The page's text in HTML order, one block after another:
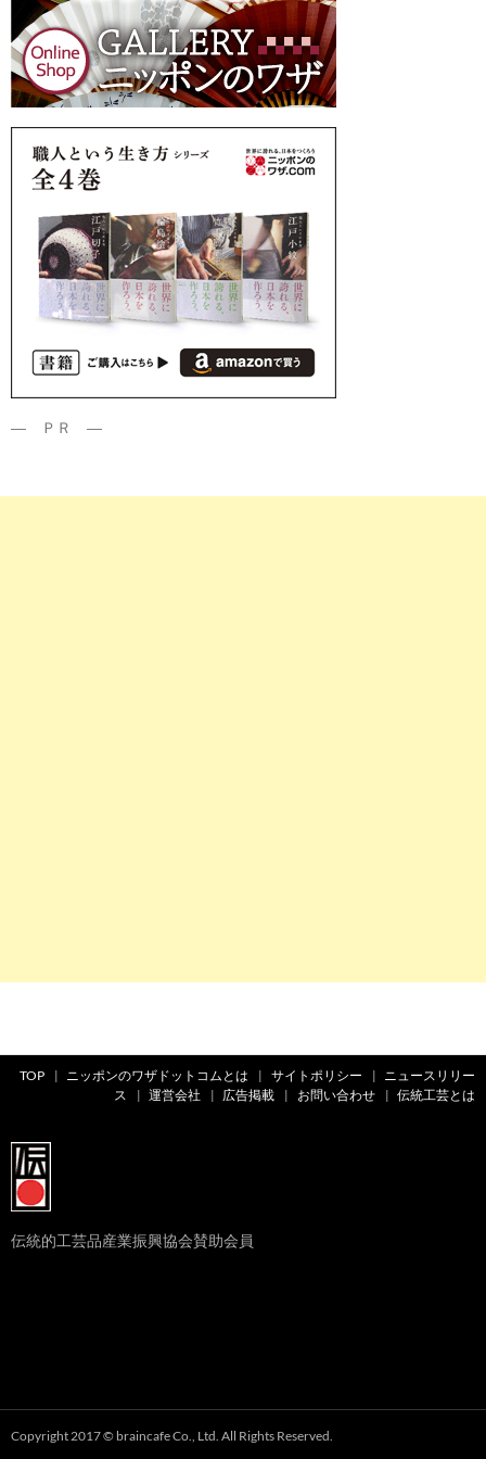
― ＰＲ ―
TOP ニッポンのワザドットコムとは サイトポリシー
ニュースリリー
ス
運営会社 広告掲載 お問い合わせ 伝統工芸とは
伝統的工芸品産業振興協会賛助会員
Copyright 2017 © braincafe Co., Ltd. All Rights Reserved.